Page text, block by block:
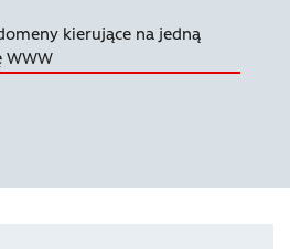
kierujące na jedną
WWW